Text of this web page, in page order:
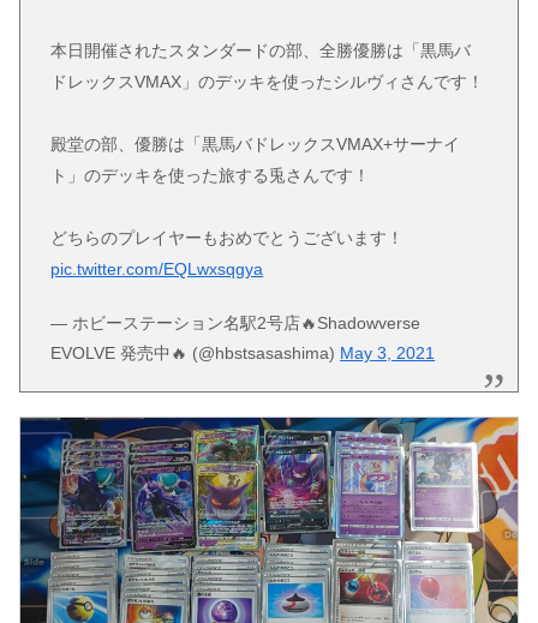
本日開催されたスタンダードの部、全勝優勝は「黒馬バ
ドレックスVMAX」のデッキを使ったシルヴィさんです！
殿堂の部、優勝は「黒馬バドレックスVMAX+サーナイ
ト」のデッキを使った旅する兎さんです！
どちらのプレイヤーもおめでとうございます！
pic.twitter.com/EQLwxsqgya
— ホビーステーション名駅2号店🔥Shadowverse
EVOLVE 発売中🔥 (@hbstsasashima) May 3, 2021